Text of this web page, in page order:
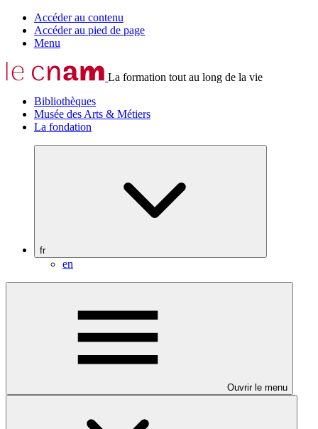
Accéder au contenu
Accéder au pied de page
Menu
La formation tout au long de la vie
Bibliothèques
Musée des Arts & Métiers
La fondation
fr
en
Ouvrir le menu